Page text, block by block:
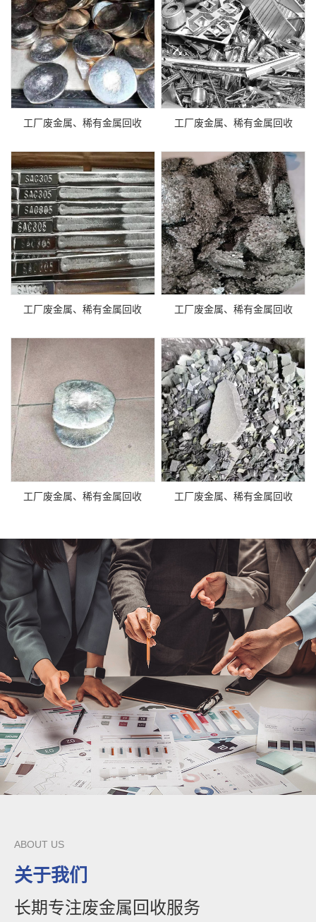
工厂废金属、稀有金属回收 工厂废金属、稀有金属回收
工厂废金属、稀有金属回收 工厂废金属、稀有金属回收
工厂废金属、稀有金属回收 工厂废金属、稀有金属回收
ABOUT US
关于我们
长期专注废金属回收服务